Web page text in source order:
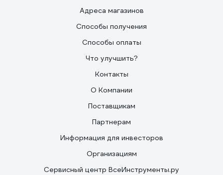
Адреса магазинов
Способы получения
Способы оплаты
Что улучшить?
Контакты
О Компании
Поставщикам
Партнерам
Информация для инвесторов
Организациям
Сервисный центр ВсеИнструменты.ру